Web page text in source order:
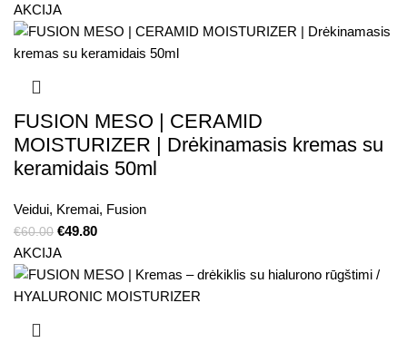
AKCIJA
FUSION MESO | CERAMID
MOISTURIZER | Drėkinamasis kremas su
keramidais 50ml
Veidui, Kremai, Fusion
€60.00 €49.80
AKCIJA